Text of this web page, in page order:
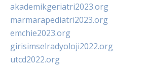
akademikgeriatri2023.org
marmarapediatri2023.org
emchie2023.org
girisimselradyoloji2022.org
utcd2022.org